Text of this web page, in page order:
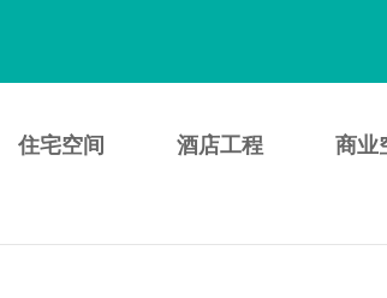
住宅空间 酒店工程 商业